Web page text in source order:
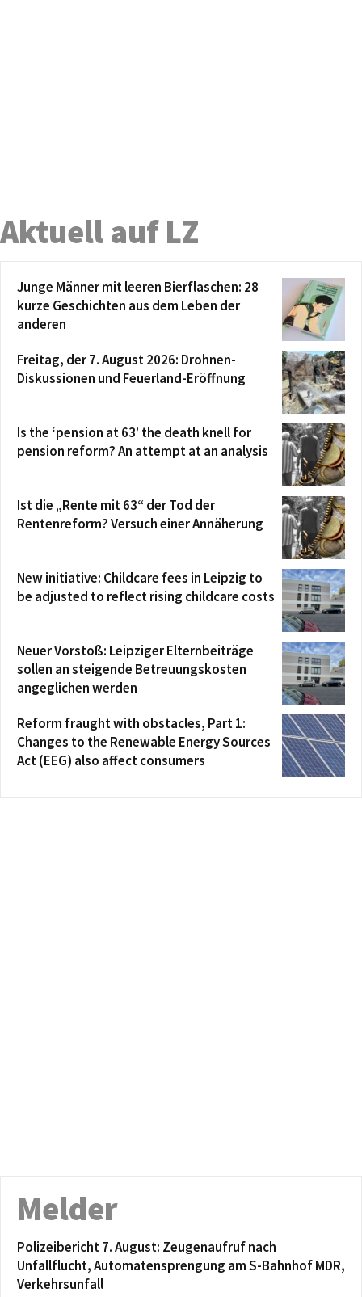
Aktuell auf LZ
Junge Männer mit leeren Bierflaschen: 28
kurze Geschichten aus dem Leben der
anderen
Freitag, der 7. August 2026: Drohnen-
Diskussionen und Feuerland-Eröffnung
Is the ‘pension at 63’ the death knell for
pension reform? An attempt at an analysis
Ist die „Rente mit 63“ der Tod der
Rentenreform? Versuch einer Annäherung
New initiative: Childcare fees in Leipzig to
be adjusted to reflect rising childcare costs
Neuer Vorstoß: Leipziger Elternbeiträge
sollen an steigende Betreuungskosten
angeglichen werden
Reform fraught with obstacles, Part 1:
Changes to the Renewable Energy Sources
Act (EEG) also affect consumers
Melder
Polizeibericht 7. August: Zeugenaufruf nach
Unfallflucht, Automatensprengung am S-Bahnhof MDR,
Verkehrsunfall